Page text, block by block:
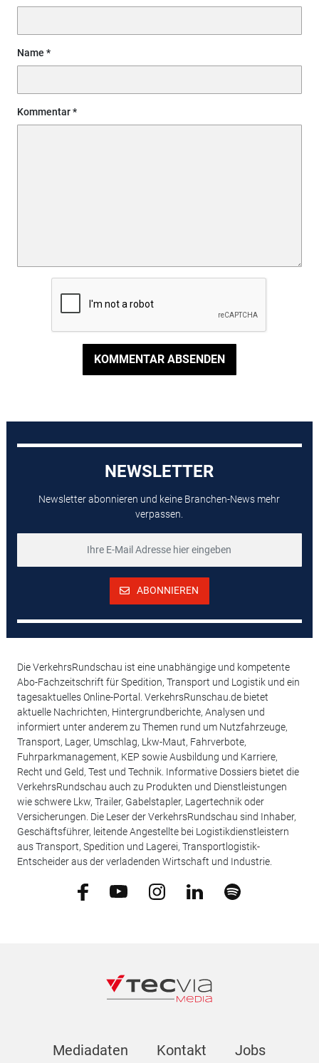
Name
Kommentar
KOMMENTAR ABSENDEN
NEWSLETTER
Newsletter abonnieren und keine Branchen-News mehr
verpassen.
ABONNIEREN
Die VerkehrsRundschau ist eine unabhängige und kompetente
Abo-Fachzeitschrift für Spedition, Transport und Logistik und ein
tagesaktuelles Online-Portal. VerkehrsRunschau.de bietet
aktuelle Nachrichten, Hintergrundberichte, Analysen und
informiert unter anderem zu Themen rund um Nutzfahrzeuge,
Transport, Lager, Umschlag, Lkw-Maut, Fahrverbote,
Fuhrparkmanagement, KEP sowie Ausbildung und Karriere,
Recht und Geld, Test und Technik. Informative Dossiers bietet die
VerkehrsRundschau auch zu Produkten und Dienstleistungen
wie schwere Lkw, Trailer, Gabelstapler, Lagertechnik oder
Versicherungen. Die Leser der VerkehrsRundschau sind Inhaber,
Geschäftsführer, leitende Angestellte bei Logistikdienstleistern
aus Transport, Spedition und Lagerei, Transportlogistik-
Entscheider aus der verladenden Wirtschaft und Industrie.
Mediadaten Kontakt Jobs